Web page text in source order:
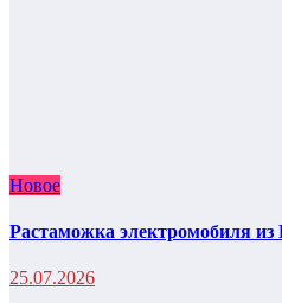
Новое
Растаможка электромобиля из
25.07.2026